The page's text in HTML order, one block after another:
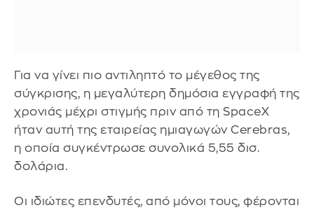
Για να γίνει πιο αντιληπτό το μέγεθος της
σύγκρισης, η μεγαλύτερη δημόσια εγγραφή της
χρονιάς μέχρι στιγμής πριν από τη SpaceX
ήταν αυτή της εταιρείας ημιαγωγών Cerebras,
η οποία συγκέντρωσε συνολικά 5,55 δισ.
δολάρια.
Οι ιδιώτες επενδυτές, από μόνοι τους, φέρονται